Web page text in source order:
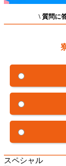
\ 質問に
スペシャル